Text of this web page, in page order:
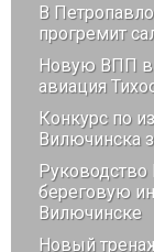
В
прогремит
Новую ВПП в
авиация
Конкурс по
Вилючинска
береговую
Вилючинске
Новый